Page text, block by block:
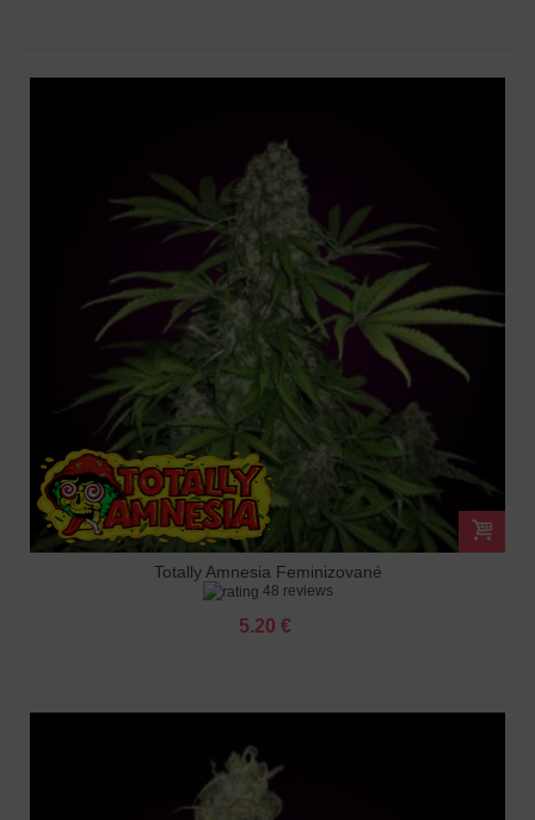
Totally Amnesia Feminizované
48 reviews
5.20 €